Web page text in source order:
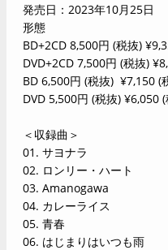
発売日：2023年10月25日
形態
BD+2CD 8,500円 (税抜)
DVD+2CD 7,500円 (税抜)
BD 6,500円 (税抜) ¥7,150 (
DVD 5,500円 (税抜) ¥6,050
＜収録曲＞
01. サヨナラ
02. ロンリー・ハート
03. Amanogawa
04. カレーライス
05. 青春
06. はじまりはいつも雨